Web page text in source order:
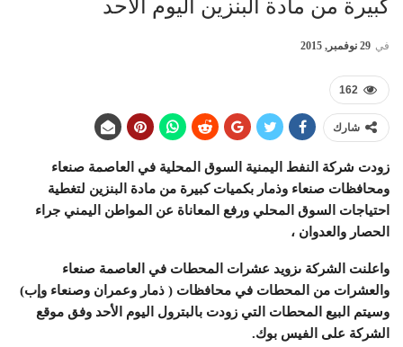
كبيرة من مادة البنزين اليوم الأحد
في 29 نوفمبر, 2015
162
شارك
زودت شركة النفط اليمنية السوق المحلية في العاصمة صنعاء
ومحافظات صنعاء وذمار بكميات كبيرة من مادة البنزين لتغطية
احتياجات السوق المحلي ورفع المعاناة عن المواطن اليمني جراء
الحصار والعدوان ،
واعلنت الشركة ىزويد عشرات المحطات في العاصمة صنعاء
والعشرات من المحطات في محافظات ( ذمار وعمران وصنعاء وإب)
وسيتم البيع المحطات التي زودت بالبترول اليوم الأحد وفق موقع
الشركة على الفيس بوك.